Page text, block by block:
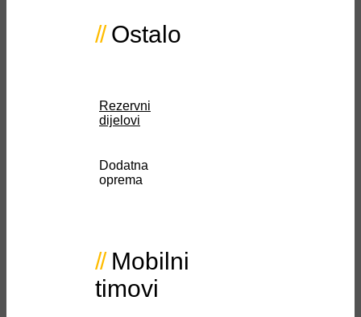
Ostalo
Rezervni
dijelovi
Dodatna
oprema
Mobilni
timovi